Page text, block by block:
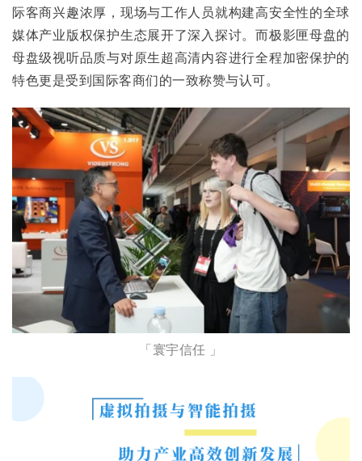
际客商兴趣浓厚，现场与工作人员就构建高安全性的全球
媒体产业版权保护生态展开了深入探讨。而极影匣母盘的
母盘级视听品质与对原生超高清内容进行全程加密保护的
特色更是受到国际客商们的一致称赞与认可。
「寰宇信任 」